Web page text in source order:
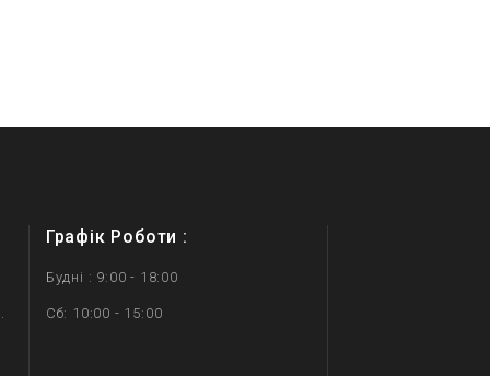
Графік Роботи :
Будні : 9:00 - 18:00
Сб: 10:00 - 15:00